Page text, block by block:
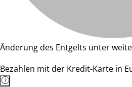
Änderung des Entgelts unter
Bezahlen mit der Kredit-Karte in